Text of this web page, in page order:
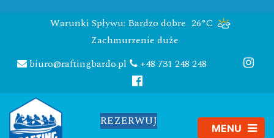
Warunki Spływu: Bardzo dobre 26°C
Zachmurzenie duże
biuro@raftingbardo.pl
+48 731 248 248
REZERWUJ